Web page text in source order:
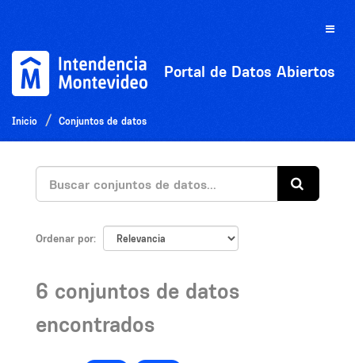
Toggle
Portal de Datos Abiertos
Inicio Conjuntos de datos
Ordenar por
6 conjuntos de datos
encontrados